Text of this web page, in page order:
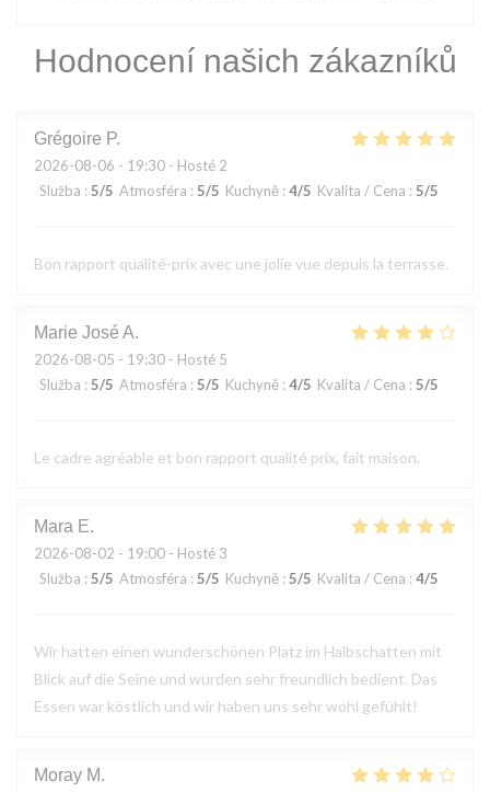
Hodnocení našich zákazníků
Grégoire P
2026-08-06 - 19:30 - Hosté 2
Služba : 5/5 Atmosféra : 5/5 Kuchyně : 4/5 Kvalita / Cena : 5/5
Bon rapport qualité-prix avec une jolie vue depuis la terrasse.
Marie José A
2026-08-05 - 19:30 - Hosté 5
Služba : 5/5 Atmosféra : 5/5 Kuchyně : 4/5 Kvalita / Cena : 5/5
Le cadre agréable et bon rapport qualité prix, fait maison.
Mara E
2026-08-02 - 19:00 - Hosté 3
Služba : 5/5 Atmosféra : 5/5 Kuchyně : 5/5 Kvalita / Cena : 4/5
Wir hatten einen wunderschönen Platz im Halbschatten mit
Blick auf die Seine und wurden sehr freundlich bedient. Das
Essen war köstlich und wir haben uns sehr wohl gefühlt!
Moray M